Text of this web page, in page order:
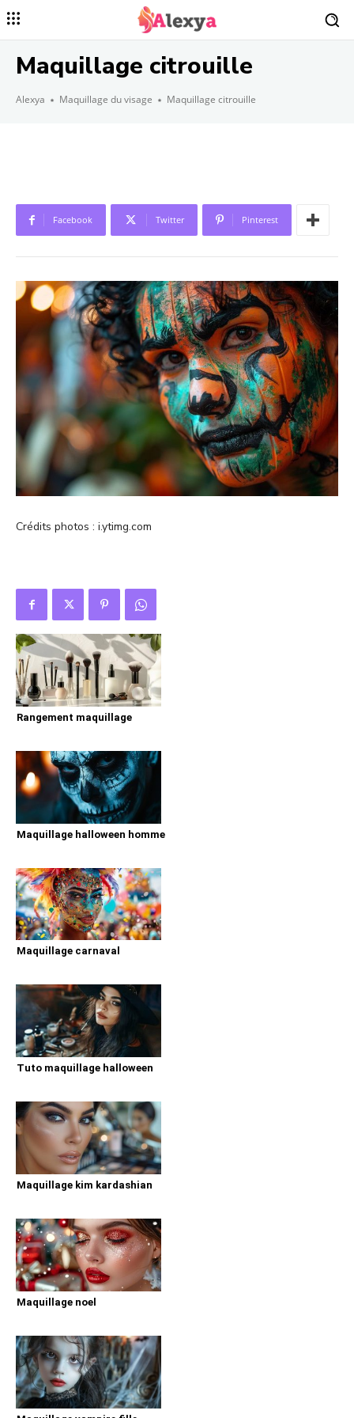
Maquillage citrouille
Alexya Maquillage du visage Maquillage citrouille
Facebook Twitter Pinterest
Crédits photos : i.ytimg.com
Rangement maquillage
Maquillage halloween homme
Maquillage carnaval
Tuto maquillage halloween
Maquillage kim kardashian
Maquillage noel